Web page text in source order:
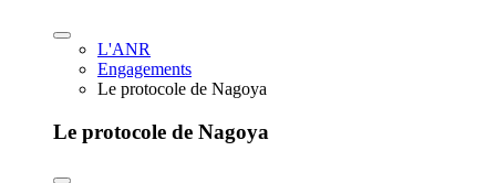
L'ANR
Engagements
Le protocole de Nagoya
Le protocole de Nagoya